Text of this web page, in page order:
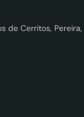
de Cerritos, Pereira,